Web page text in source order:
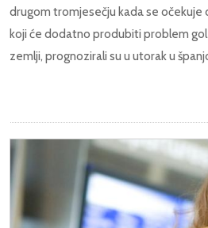
drugom tromjesečju kada se očekuje
koji će dodatno produbiti problem
zemlji, prognozirali su u utorak u